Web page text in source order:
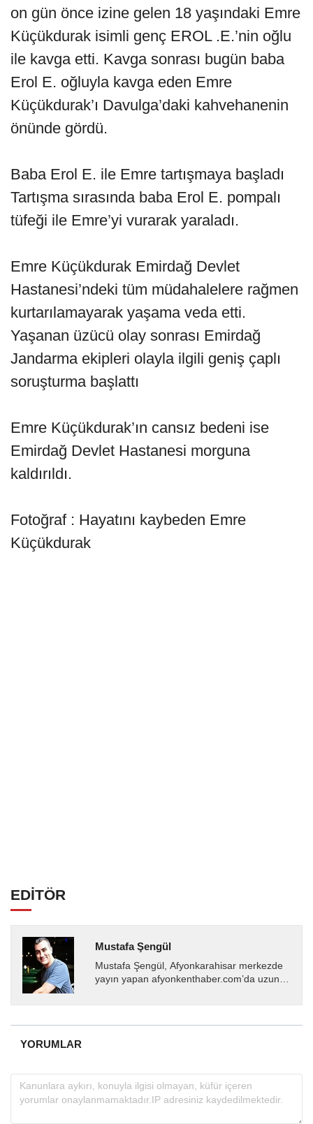
on gün önce izine gelen 18 yaşındaki Emre
Küçükdurak isimli genç EROL .E.’nin oğlu
ile kavga etti. Kavga sonrası bugün baba
Erol E. oğluyla kavga eden Emre
Küçükdurak’ı Davulga’daki kahvehanenin
önünde gördü.
Baba Erol E. ile Emre tartışmaya başladı
Tartışma sırasında baba Erol E. pompalı
tüfeği ile Emre’yi vurarak yaraladı.
Emre Küçükdurak Emirdağ Devlet
Hastanesi’ndeki tüm müdahalelere rağmen
kurtarılamayarak yaşama veda etti.
Yaşanan üzücü olay sonrası Emirdağ
Jandarma ekipleri olayla ilgili geniş çaplı
soruşturma başlattı
Emre Küçükdurak’ın cansız bedeni ise
Emirdağ Devlet Hastanesi morguna
kaldırıldı.
Fotoğraf : Hayatını kaybeden Emre
Küçükdurak
EDİTÖR
Mustafa Şengül
Mustafa Şengül, Afyonkarahisar merkezde
yayın yapan afyonkenthaber.com’da uzun
almakta, haber akışı...
YORUMLAR